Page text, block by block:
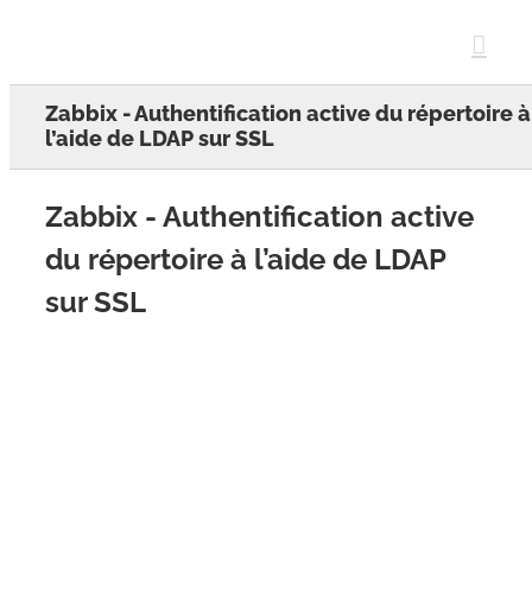
Zabbix - Authentification active du répertoire à
l’aide de LDAP sur SSL
Zabbix - Authentification active
du répertoire à l’aide de LDAP
sur SSL